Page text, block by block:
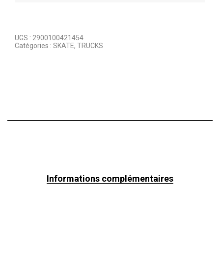
UGS : 2900100421454
Catégories : SKATE, TRUCKS
Informations complémentaires